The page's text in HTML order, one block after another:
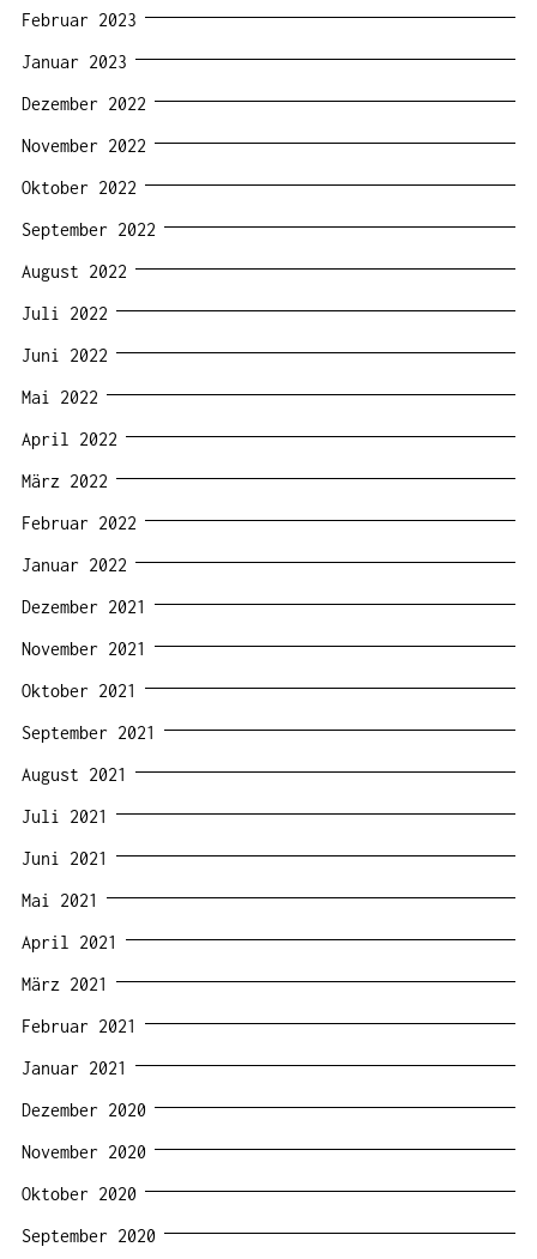
Februar 2023
Januar 2023
Dezember 2022
November 2022
Oktober 2022
September 2022
August 2022
Juli 2022
Juni 2022
Mai 2022
April 2022
März 2022
Februar 2022
Januar 2022
Dezember 2021
November 2021
Oktober 2021
September 2021
August 2021
Juli 2021
Juni 2021
Mai 2021
April 2021
März 2021
Februar 2021
Januar 2021
Dezember 2020
November 2020
Oktober 2020
September 2020